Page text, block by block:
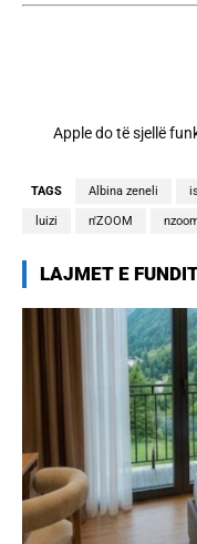
Cristiano Ronaldo
TAGS Albina zeneli
luizi n'ZOOM
LAJMET E